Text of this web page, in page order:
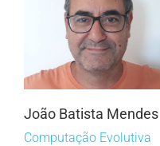
João Batista Mendes
Computação Evolutiva